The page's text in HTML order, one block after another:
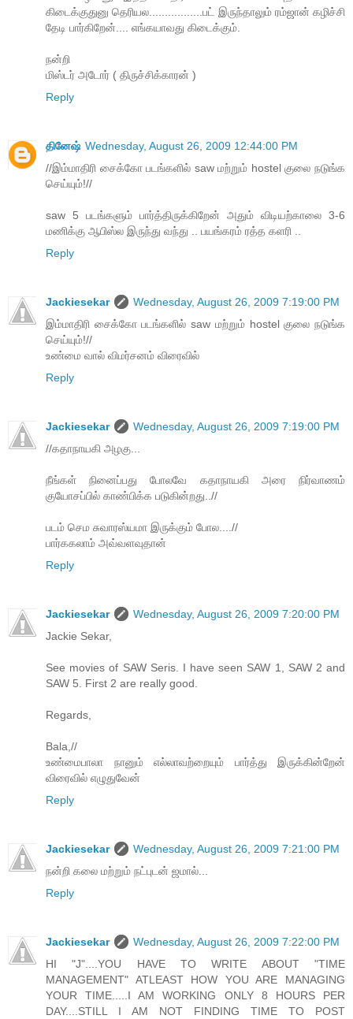
கிடைக்குதுனு தெரியல.................பட் இருந்தாலும் ரம்ஜான் கழிச்சி
தேடி பார்கிறேன்.... எங்கயாவது கிடைக்கும்.
நன்றி
மிஸ்டர் அடோர் ( திருச்சிக்காரன் )
Reply
தினேஷ் Wednesday, August 26, 2009 12:44:00 PM
//இம்மாதிரி சைக்கோ படங்களில் saw மற்றும் hostel குலை நடுங்க
செய்யும்!//
saw 5 படங்களும் பார்த்திருக்கிறேன் அதும் விடியற்காலை 3-6
மணிக்கு ஆபிஸ்ல இருந்து வந்து .. பயங்கரம் ரத்த களரி ..
Reply
Jackiesekar
Wednesday, August 26, 2009 7:19:00 PM
இம்மாதிரி சைக்கோ படங்களில் saw மற்றும் hostel குலை நடுங்க
செய்யும்!//
உண்மை வால் விமர்சனம் விரைவில்
Reply
Jackiesekar
Wednesday, August 26, 2009 7:19:00 PM
//கதாநாயகி அழகு...
நீங்கள் நினைப்பது போலவே கதாநாயகி அரை நிர்வாணம்
குயோசப்பில் காண்பிக்க படுகின்றது..//
படம் செம சுவாரஸ்யமா இருக்கும் போல....//
பார்ககலாம் அவ்வளவுதான்
Reply
Jackiesekar
Wednesday, August 26, 2009 7:20:00 PM
Jackie Sekar,
See movies of SAW Seris. I have seen SAW 1, SAW 2 and
SAW 5. First 2 are really good.
Regards,
Bala,//
உண்மைபாலா நானும் எல்லாவற்றையும் பார்த்து இருக்கின்றேன்
விரைவில் எழுதுவேன்
Reply
Jackiesekar
Wednesday, August 26, 2009 7:21:00 PM
நன்றி கலை மற்றும் நட்புடன் ஜமால்...
Reply
Jackiesekar
Wednesday, August 26, 2009 7:22:00 PM
HI "J"....YOU HAVE TO WRITE ABOUT "TIME
MANAGEMENT" ATLEAST HOW YOU ARE MANAGING
YOUR TIME.....I AM WORKING ONLY 8 HOURS PER
DAY....STILL I AM NOT FINDING TIME TO POST